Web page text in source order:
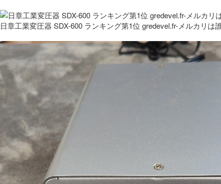
日章工業変圧器 SDX-600 ランキング第1位 gredevel.fr-メルカリは